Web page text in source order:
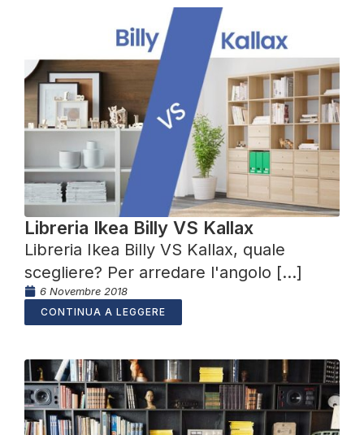
Libreria Ikea Billy VS Kallax
Libreria Ikea Billy VS Kallax, quale
scegliere? Per arredare l'angolo [...]
6 Novembre 2018
CONTINUA A LEGGERE